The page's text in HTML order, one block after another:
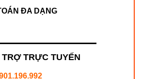
ĐA DẠNG
TRỢ TRỰC TUYẾN